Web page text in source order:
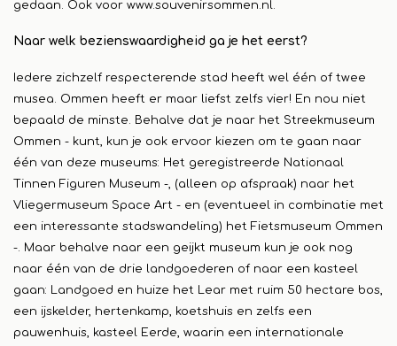
gedaan. Ook voor www.souvenirsommen.nl.
Naar welk bezienswaardigheid ga je het eerst?
Iedere zichzelf respecterende stad heeft wel één of twee
musea. Ommen heeft er maar liefst zelfs vier! En nou niet
bepaald de minste. Behalve dat je naar het Streekmuseum
Ommen - kunt, kun je ook ervoor kiezen om te gaan naar
één van deze museums: Het geregistreerde Nationaal
Tinnen Figuren Museum -, (alleen op afspraak) naar het
Vliegermuseum Space Art - en (eventueel in combinatie met
een interessante stadswandeling) het Fietsmuseum Ommen
-. Maar behalve naar een geijkt museum kun je ook nog
naar één van de drie landgoederen of naar een kasteel
gaan: Landgoed en huize het Lear met ruim 50 hectare bos,
een ijskelder, hertenkamp, koetshuis en zelfs een
pauwenhuis, kasteel Eerde, waarin een internationale